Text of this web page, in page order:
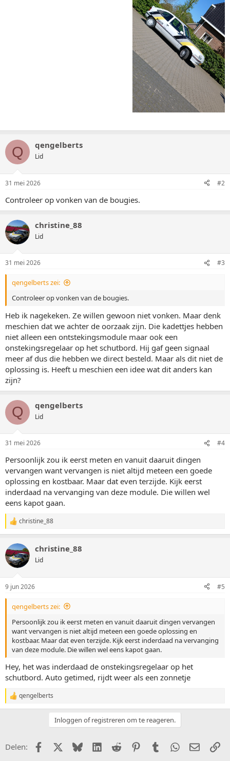
Q qengelberts
Lid
31 mei 2026 #2
Controleer op vonken van de bougies.
christine_88
Lid
31 mei 2026 #3
qengelberts zei:
Controleer op vonken van de bougies.
Heb ik nagekeken. Ze willen gewoon niet vonken. Maar denk
meschien dat we achter de oorzaak zijn. Die kadettjes hebben
niet alleen een ontstekingsmodule maar ook een
onstekingsregelaar op het schutbord. Hij gaf geen signaal
meer af dus die hebben we direct besteld. Maar als dit niet de
oplossing is. Heeft u meschien een idee wat dit anders kan
zijn?
Q qengelberts
Lid
31 mei 2026 #4
Persoonlijk zou ik eerst meten en vanuit daaruit dingen
vervangen want vervangen is niet altijd meteen een goede
oplossing en kostbaar. Maar dat even terzijde. Kijk eerst
inderdaad na vervanging van deze module. Die willen wel
eens kapot gaan.
W
a
r
d
e
n
e
christine_88
christine_88
Lid
9 jun 2026 #5
qengelberts zei:
Persoonlijk zou ik eerst meten en vanuit daaruit dingen vervangen
want vervangen is niet altijd meteen een goede oplossing en
kostbaar. Maar dat even terzijde. Kijk eerst inderdaad na vervanging
van deze module. Die willen wel eens kapot gaan.
Hey, het was inderdaad de onstekingsregelaar op het
schutbord. Auto getimed, rijdt weer als een zonnetje
W
a
r
qengelberts
Inloggen of registreren om te reageren.
Delen: FacebookX (Twitter)
BlueskyLinkedIn
Reddit PinterestTumblr WhatsApp
E-mail